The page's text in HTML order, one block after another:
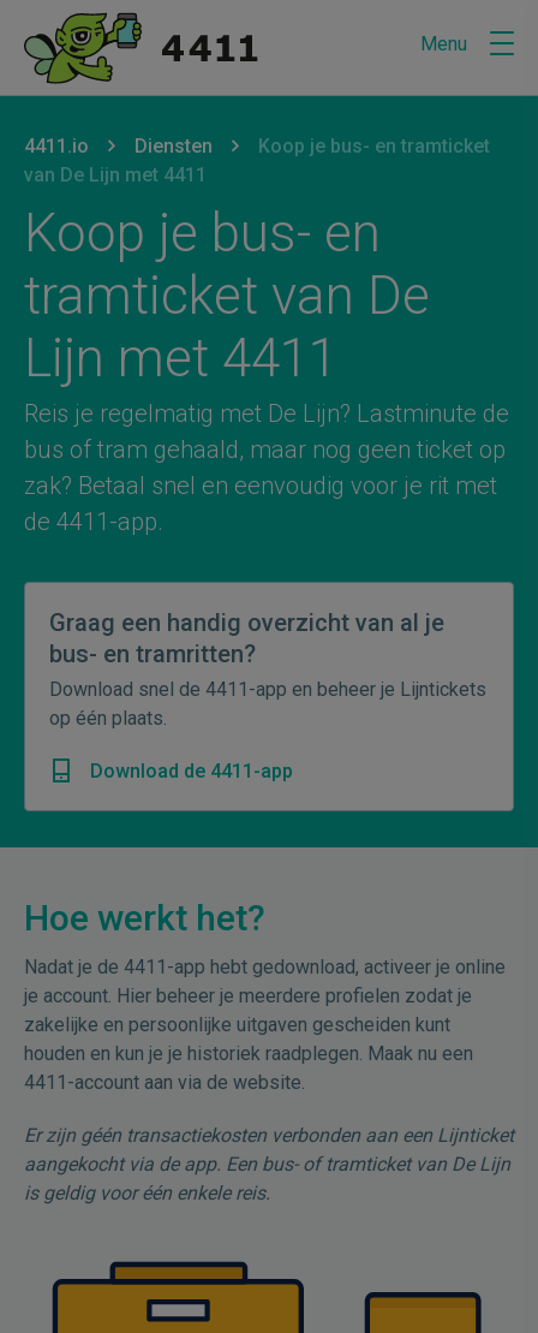
Menu
U bevindt zich hier:
van
4411.io naarDiensten naarKoop je bus- en tramticket
van De Lijn met 4411
Koop je bus- en
tramticket van De
Lijn met 4411
Reis je regelmatig met De Lijn? Lastminute de
bus of tram gehaald, maar nog geen ticket op
zak? Betaal snel en eenvoudig voor je rit met
de 4411-app.
Graag een handig overzicht van al je
bus- en tramritten?
Download snel de 4411-app en beheer je Lijntickets
op één plaats.
Download de 4411-app
Hoe werkt het?
Nadat je de 4411-app hebt gedownload, activeer je online
je account. Hier beheer je meerdere profielen zodat je
zakelijke en persoonlijke uitgaven gescheiden kunt
houden en kun je je historiek raadplegen. Maak nu een
4411-account aan via de website.
Er zijn géén transactiekosten verbonden aan een Lijnticket
aangekocht via de app. Een bus- of tramticket van De Lijn
is geldig voor één enkele reis.